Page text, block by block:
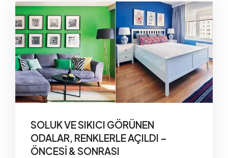
SOLUK VE SIKICI GÖRÜNEN
ODALAR, RENKLERLE AÇILDI –
ÖNCESİ & SONRASI